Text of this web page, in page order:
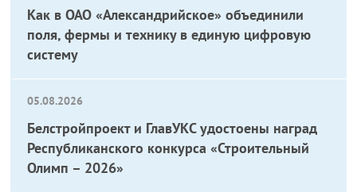
Как в ОАО «Александрийское» объединили
поля, фермы и технику в единую цифровую
систему
05.08.2026
Белстройпроект и ГлавУКС удостоены наград
Республиканского конкурса «Строительный
Олимп – 2026»